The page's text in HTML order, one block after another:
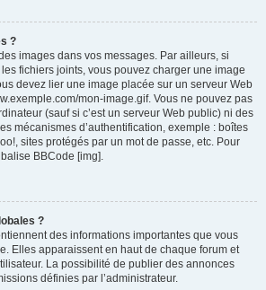
?
images dans vos messages. Par ailleurs, si
les fichiers joints, vous pouvez charger une image
devez lier une image placée sur un serveur Web
mon-image.gif. Vous ne pouvez pas
(sauf si c’est un serveur Web public) ni des
mécanismes d’authentification, exemple : boîtes
sites protégés par un mot de passe, etc. Pour
BBCode [img].
?
des informations importantes que vous
Elles apparaissent en haut de chaque forum et
La possibilité de publier des annonces
définies par l’administrateur.